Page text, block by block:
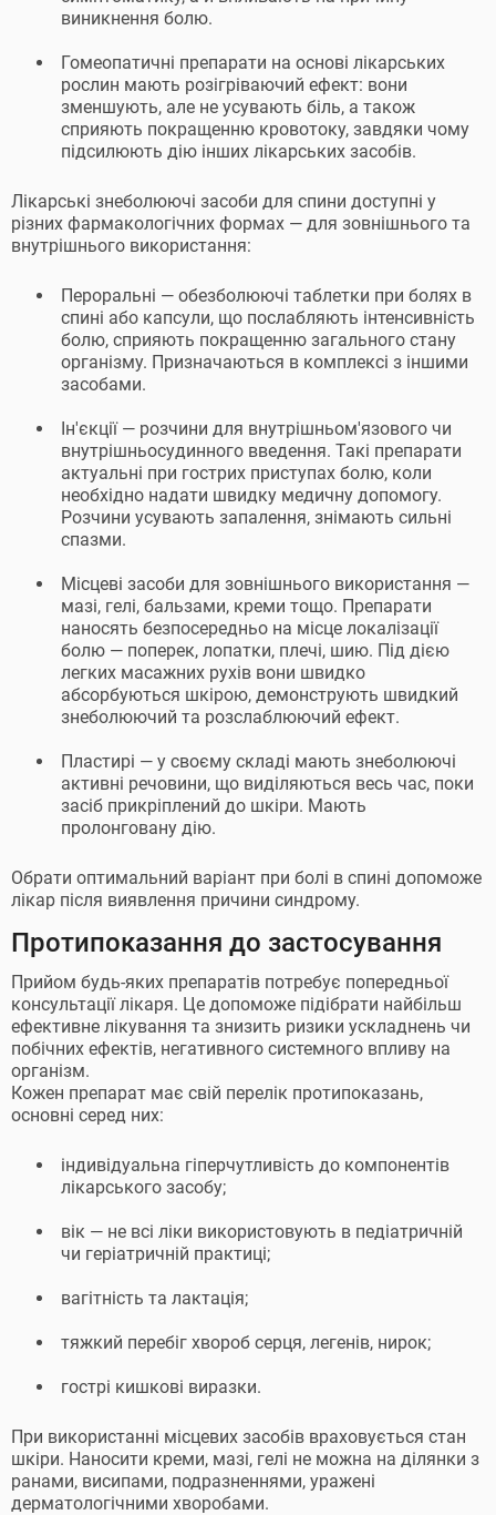
виникнення болю.
Гомеопатичні препарати на основі лікарських
рослин мають розігріваючий ефект: вони
зменшують, але не усувають біль, а також
сприяють покращенню кровотоку, завдяки чому
підсилюють дію інших лікарських засобів.
Лікарські знеболюючі засоби для спини доступні у
різних фармакологічних формах — для зовнішнього та
внутрішнього використання:
Пероральні — обезболюючі таблетки при болях в
спині або капсули, що послабляють інтенсивність
болю, сприяють покращенню загального стану
організму. Призначаються в комплексі з іншими
засобами.
Ін'єкції — розчини для внутрішньом'язового чи
внутрішньосудинного введення. Такі препарати
актуальні при гострих приступах болю, коли
необхідно надати швидку медичну допомогу.
Розчини усувають запалення, знімають сильні
спазми.
Місцеві засоби для зовнішнього використання —
мазі, гелі, бальзами, креми тощо. Препарати
наносять безпосередньо на місце локалізації
болю — поперек, лопатки, плечі, шию. Під дією
легких масажних рухів вони швидко
абсорбуються шкірою, демонструють швидкий
знеболюючий та розслаблюючий ефект.
Пластирі — у своєму складі мають знеболюючі
активні речовини, що виділяються весь час, поки
засіб прикріплений до шкіри. Мають
пролонговану дію.
Обрати оптимальний варіант при болі в спині допоможе
лікар після виявлення причини синдрому.
Протипоказання до застосування
Прийом будь-яких препаратів потребує попередньої
консультації лікаря. Це допоможе підібрати найбільш
ефективне лікування та знизить ризики ускладнень чи
побічних ефектів, негативного системного впливу на
організм.
Кожен препарат має свій перелік протипоказань,
основні серед них:
індивідуальна гіперчутливість до компонентів
лікарського засобу;
вік — не всі ліки використовують в педіатричній
чи геріатричній практиці;
вагітність та лактація;
тяжкий перебіг хвороб серця, легенів, нирок;
гострі кишкові виразки.
При використанні місцевих засобів враховується стан
шкіри. Наносити креми, мазі, гелі не можна на ділянки з
ранами, висипами, подразненнями, уражені
дерматологічними хворобами.